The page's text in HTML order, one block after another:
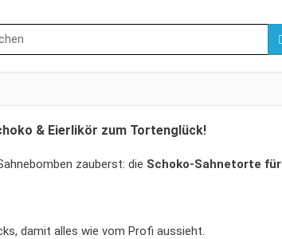
& Eierlikör zum Tortenglück!
zauberst: die Schoko-Sahnetorte für
damit alles wie vom Profi aussieht.